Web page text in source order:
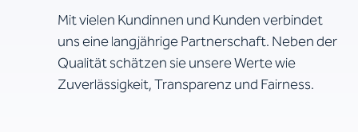
Mit vielen Kundinnen und Kunden verbindet
uns eine langjährige Partnerschaft. Neben der
Qualität schätzen sie unsere Werte wie
Zuverlässigkeit, Transparenz und Fairness.